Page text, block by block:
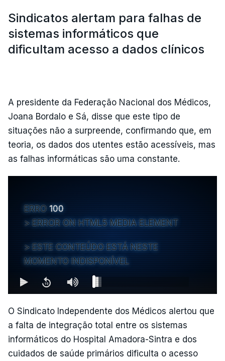
Sindicatos alertam para falhas de
sistemas informáticos que
dificultam acesso a dados clínicos
A presidente da Federação Nacional dos Médicos,
Joana Bordalo e Sá, disse que este tipo de
situações não a surpreende, confirmando que, em
teoria, os dados dos utentes estão acessíveis, mas
as falhas informáticas são uma constante.
ERRO 100
ERROR ON HTML5 MEDIA ELEMENT
ESTE CONTEÚDO ESTÁ NESTE
MOMENTO INDISPONÍVEL
O Sindicato Independente dos Médicos alertou que
a falta de integração total entre os sistemas
informáticos do Hospital Amadora-Sintra e dos
cuidados de saúde primários dificulta o acesso